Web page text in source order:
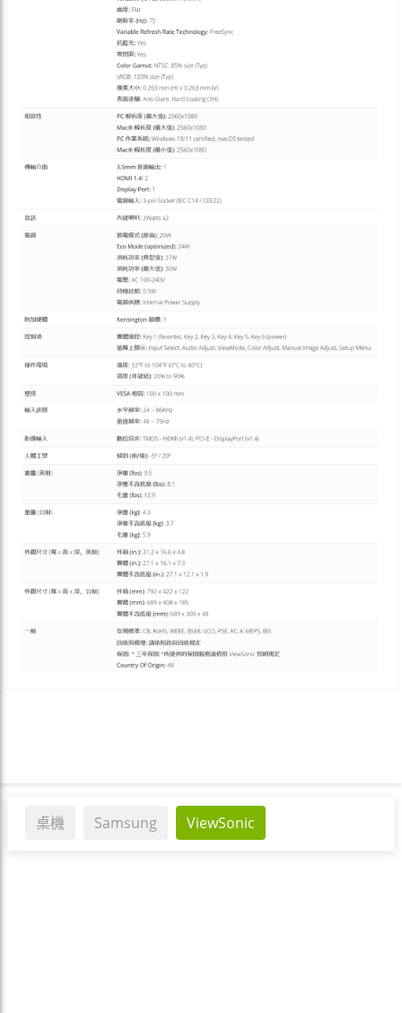
桌機 Samsung ViewSonic